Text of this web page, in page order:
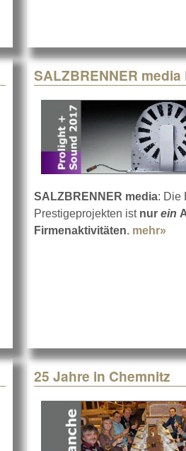
SALZBRENNER media
SALZBRENNER media: Die
Prestigeprojekten ist nur ein
Firmenaktivitäten. mehr»
25 Jahre in Chemnitz